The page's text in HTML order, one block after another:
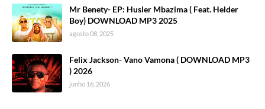
Mr Benety- EP: Husler Mbazima ( Feat. Helder
Boy) DOWNLOAD MP3 2025
agosto 08, 2025
Felix Jackson- Vano Vamona ( DOWNLOAD MP3
) 2026
junho 16, 2026